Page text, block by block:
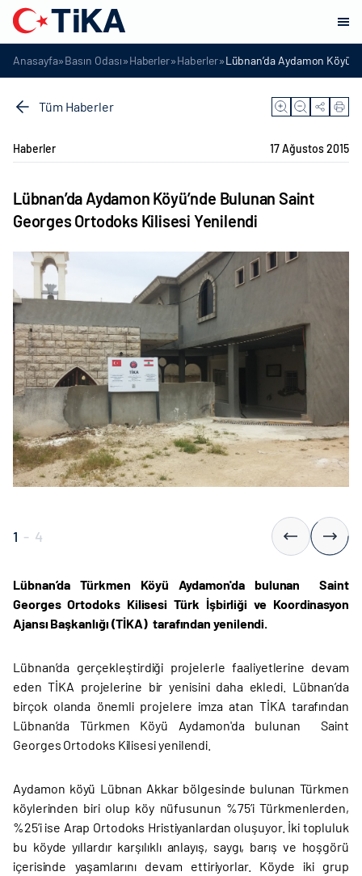
Anasayfa»Basın Odası»Haberler»Haberler»Lübnan’da Aydamon
Tüm Haberler
Haberler 17 Ağustos 2015
Lübnan’da Aydamon Köyü’nde Bulunan Saint
Georges Ortodoks Kilisesi Yenilendi
1 - 4
Lübnan’da Türkmen Köyü Aydamon'da bulunan Saint
Georges Ortodoks Kilisesi Türk İşbirliği ve Koordinasyon
Ajansı Başkanlığı (TİKA) tarafından yenilendi.
Lübnan’da gerçekleştirdiği projelerle faaliyetlerine devam
eden TİKA projelerine bir yenisini daha ekledi. Lübnan’da
birçok olanda önemli projelere imza atan TİKA tarafından
Lübnan’da Türkmen Köyü Aydamon'da bulunan Saint
Georges Ortodoks Kilisesi yenilendi.
Aydamon köyü Lübnan Akkar bölgesinde bulunan Türkmen
köylerinden biri olup köy nüfusunun %75’i Türkmenlerden,
%25’i ise Arap Ortodoks Hristiyanlardan oluşuyor. İki topluluk
bu köyde yıllardır karşılıklı anlayış, saygı, barış ve hoşgörü
içerisinde yaşamlarını devam ettiriyorlar. Köyde iki grup